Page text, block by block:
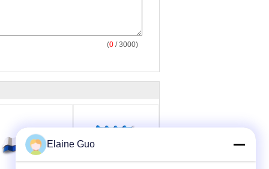
(0 / 3000)
Elaine Guo